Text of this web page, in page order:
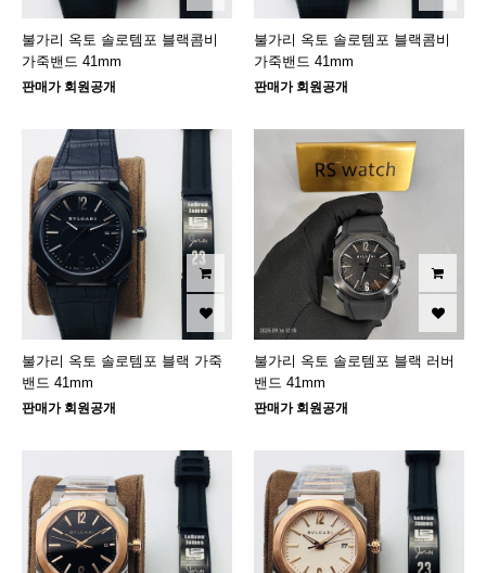
불가리 옥토 솔로템포 블랙콤비
가죽밴드 41mm
판매가 회원공개
불가리 옥토 솔로템포 블랙콤비
가죽밴드 41mm
판매가 회원공개
불가리 옥토 솔로템포 블랙 가죽
밴드 41mm
판매가 회원공개
불가리 옥토 솔로템포 블랙 러버
밴드 41mm
판매가 회원공개